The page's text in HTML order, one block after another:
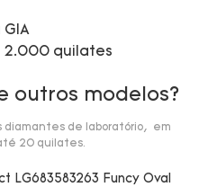
2.000 quilates
outros modelos?
diamantes de laboratório, em
20 quilates.